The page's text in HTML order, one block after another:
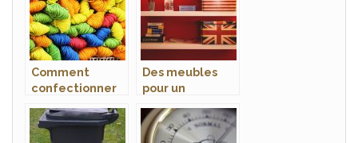
clavier gamer
Comment
confectionner
grâce à des fils?
Des meubles
pour un
ordonné dans la
maison